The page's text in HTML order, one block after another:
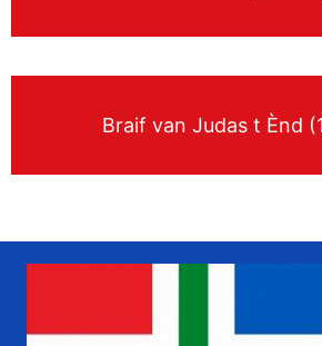
Braif van Judas t Ènd